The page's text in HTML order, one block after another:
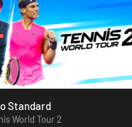
Standard
World Tour 2